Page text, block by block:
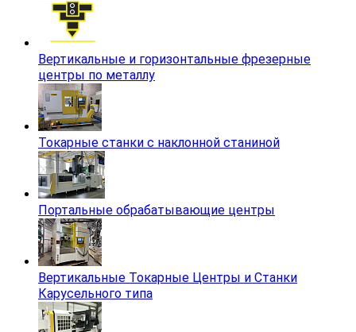
Вертикальные и горизонтальные фрезерные
центры по металлу
Токарные станки с наклонной станиной
Портальные обрабатывающие центры
Вертикальные Токарные Центры и Станки
Карусельного типа